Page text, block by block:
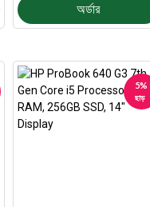
অর্ডার
5%
ছাড়